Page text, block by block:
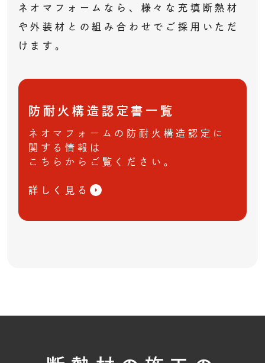
ネオマフォームなら、様々な充填断熱材
や外装材との組み合わせでご採用いただ
けます。
防耐火構造認定書一覧
ネオマフォームの防耐火構造認定に
関する情報は
こちらからご覧ください。
詳しく見る